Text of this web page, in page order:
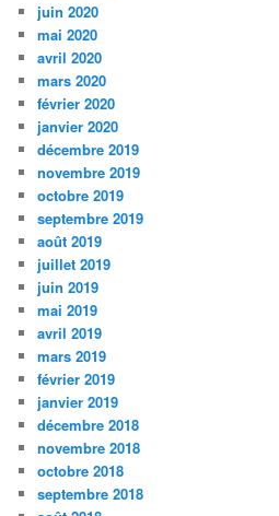
juin 2020
mai 2020
avril 2020
mars 2020
février 2020
janvier 2020
décembre 2019
novembre 2019
octobre 2019
septembre 2019
août 2019
juillet 2019
juin 2019
mai 2019
avril 2019
mars 2019
février 2019
janvier 2019
décembre 2018
novembre 2018
octobre 2018
septembre 2018